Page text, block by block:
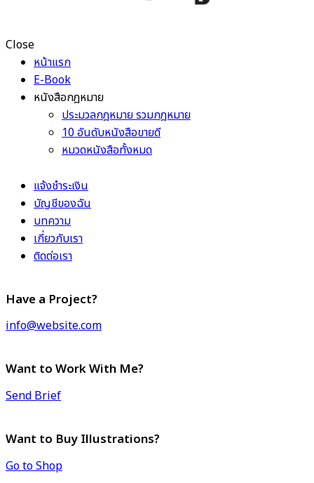
Close
หน้าแรก
E-Book
หนังสือกฎหมาย
ประมวลกฎหมาย รวมกฎหมาย
10 อันดับหนังสือขายดี
หมวดหนังสือทั้งหมด
แจ้งชำระเงิน
บัญชีของฉัน
บทความ
เกี่ยวกับเรา
ติดต่อเรา
Have a Project?
info@website.com
Want to Work With Me?
Send Brief
Want to Buy Illustrations?
Go to Shop